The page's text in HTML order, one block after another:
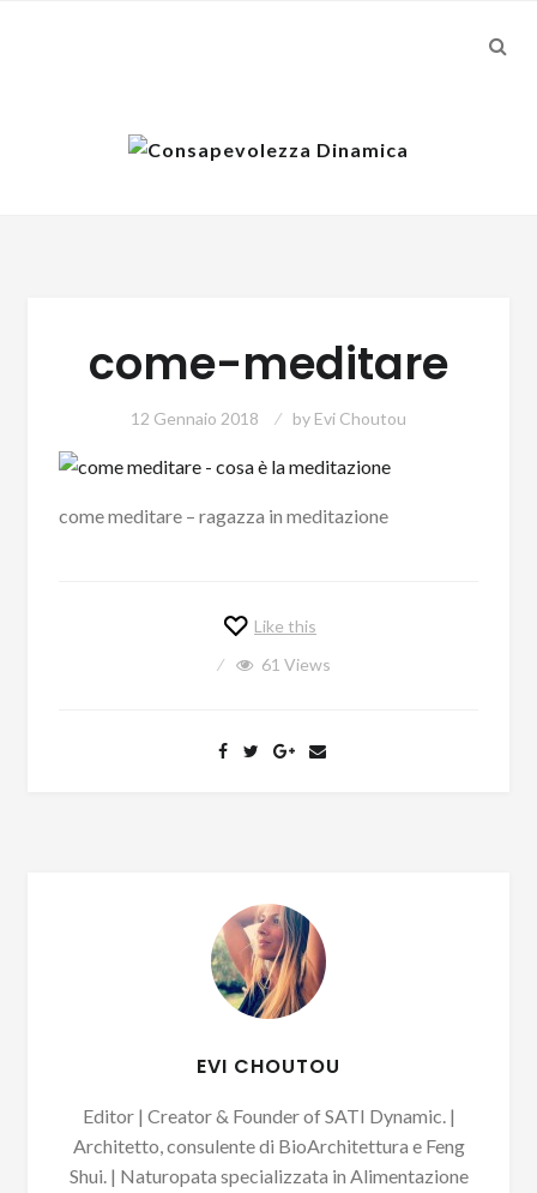
come-meditare
12 Gennaio 2018 by Evi Choutou
come meditare – ragazza in meditazione
Like this
61Views
EVI CHOUTOU
Editor | Creator & Founder of SATI Dynamic. |
Architetto, consulente di BioArchitettura e Feng
Shui. | Naturopata specializzata in Alimentazione